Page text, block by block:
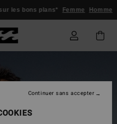
les bons plans* Femme Homme
Continuer sans accepter